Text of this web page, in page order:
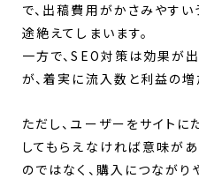
で、出稿費用がかさみやす
途絶えてしまいます。
一方で、SEO対策は効果が
が、着実に流入数と利益の
ただし、ユーザーをサイトに
してもらえなければ意味が
のではなく、購入につなが